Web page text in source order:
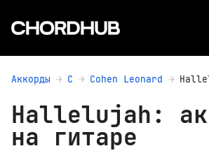
Аккорды C Cohen Leonard
Hallelujah:
на гитаре